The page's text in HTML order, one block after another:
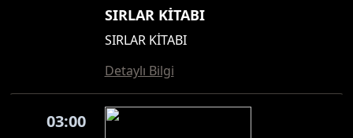
SIRLAR KİTABI
SIRLAR KİTABI
Detaylı Bilgi
03:00